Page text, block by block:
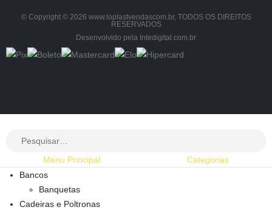
© Copyright © 2026 www.loplastvendascom.br, TODOS OS DIREITOS
RESERVADOS
Desenvolvido pela Intedigital.com.br
Menu Principal
Categorias
Bancos
Banquetas
Cadeiras e Poltronas